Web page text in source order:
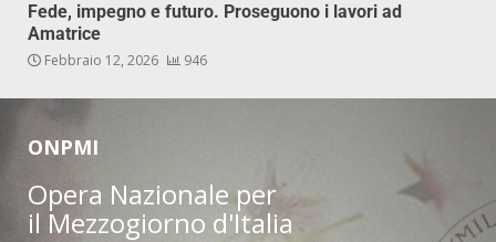
Fede, impegno e futuro. Proseguono i lavori ad
Amatrice
Febbraio 12, 2026 946
ONPMI
Opera Nazionale per
il Mezzogiorno d'Italia